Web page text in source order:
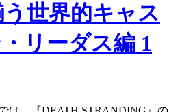
世界的キャス
リーダス編 1